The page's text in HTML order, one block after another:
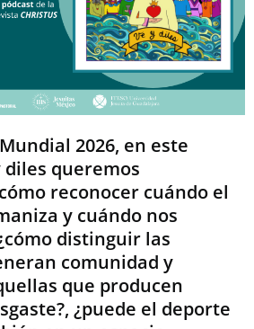
2026, en este
diles queremos
reconocer cuándo el
y cuándo nos
distinguir las
comunidad y
que producen
¿puede el deporte